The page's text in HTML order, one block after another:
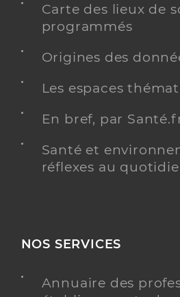
Carte des lieux de
programmés
Origines des
Les espaces
En bref, par
Santé et
réflexes au
NOS SERVICES
Annuaire des